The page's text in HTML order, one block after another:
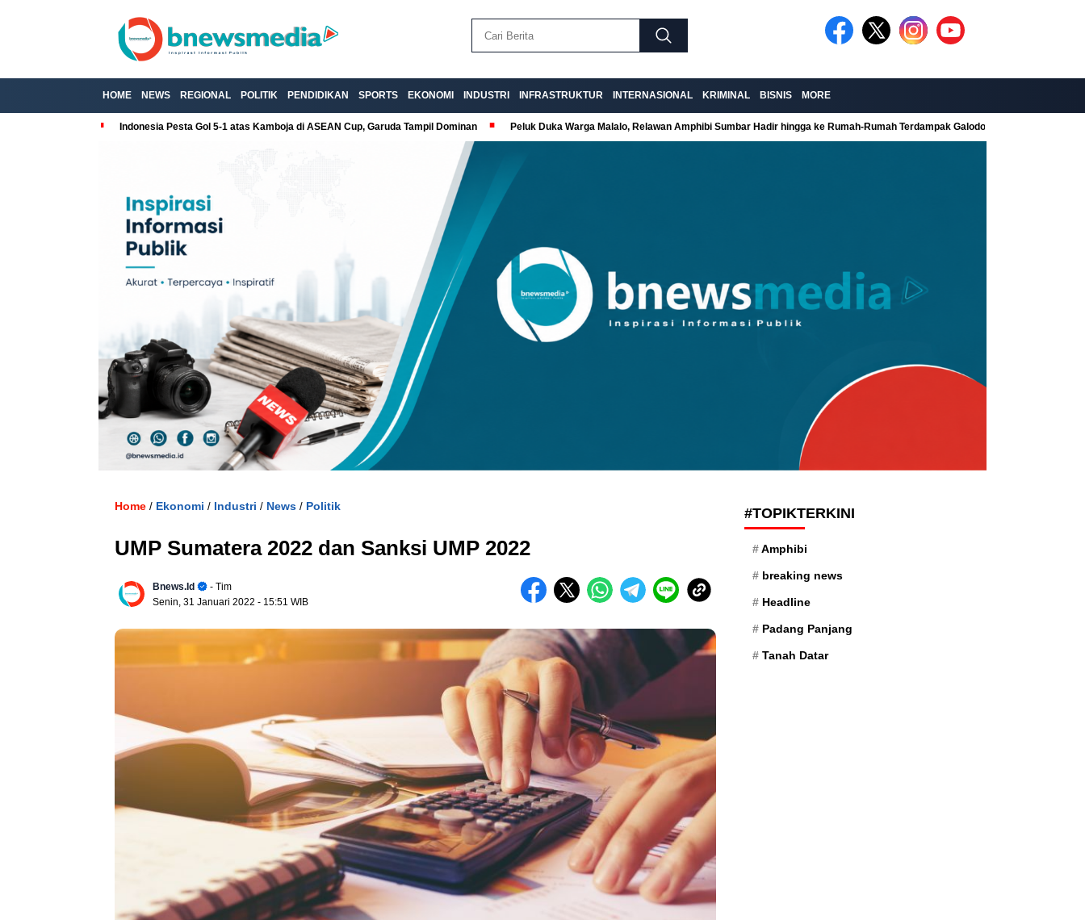
HOME NEWS REGIONAL POLITIK PENDIDIKAN SPORTS EKONOMI INDUSTRI INFRASTRUKTUR INTERNASIONAL KRIMINAL BISNIS MORE
Indonesia Pesta Gol 5-1 atas Kamboja di ASEAN Cup, Garuda Tampil Dominan Peluk Duka Warga Malalo, Relawan Amphibi Sumbar Hadir hingga ke Rumah-Rumah Terdampak Galodo
Home / Ekonomi / Industri / News / Politik
UMP Sumatera 2022 dan Sanksi UMP 2022
Bnews.id
- Tim
Senin, 31 Januari 2022 - 15:51 WIB
#TOPIKTERKINI
Amphibi
breaking news
Headline
Padang Panjang
Tanah Datar